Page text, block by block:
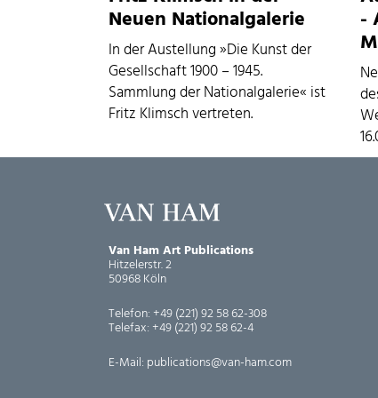
Neuen Nationalgalerie
In der Austellung »Die Kunst der
Gesellschaft 1900 – 1945.
Sammlung der Nationalgalerie« ist
Fritz Klimsch vertreten.
-
Van Ham Art Publications
Hitzelerstr. 2
50968 Köln
Telefon: +49 (221) 92 58 62-308
Telefax: +49 (221) 92 58 62-4
E-Mail: publications@van-ham.com